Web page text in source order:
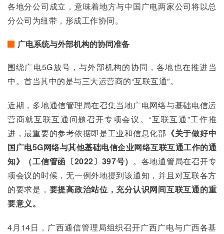
各地分公司成立，意味着地方与中国广电两家公司将以总
分公司为纽带，形成工作协同。
广电系统与外部机构的协同准备
围绕广电5G放号，与外部机构的协同，各地也在推进当
中。首当其中的是与三大运营商的“互联互通”。
近期，多地通信管理局在召集当地广电网络与基础电信运
营商就互联互通问题召开专项会议。“互联互通”工作推
进，最重要的参考依据即是工业和信息化部 《关于做好中
国广电5G网络与其他基础电信企业网络互联互通工作的通
知》（工信管函〔2022〕 397号） 。各地通管局在召开专
项会议的时候，无一例外地提到该通知，并且对互联各方
的要求是， 要提高政治站位，充分认识网间互联互通的重
要意义。
4月14日，广西通信管理局组织召开广西广电与广西各基